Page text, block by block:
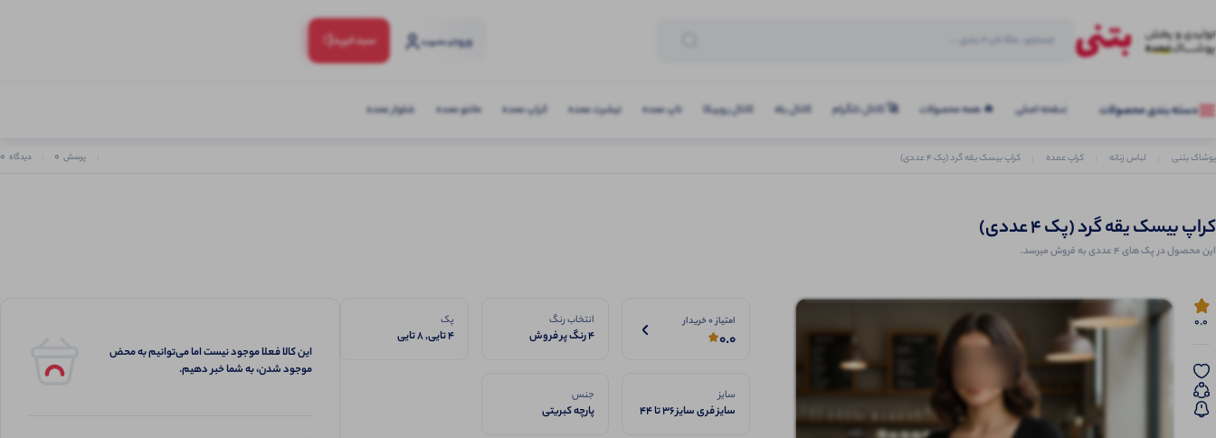
ورودو عضویت سبد‌خرید(:
دسته بندی محصولات صفحه اصلی 🔥 همه محصولات 🚀 کانال تلگرام کانال بله کانال روبیکا تاپ عمده تیشرت عمده کراپ عمده مانتو عمده شلوار عمده
پوشاک بتنی لباس زنانه کراپ عمده کراپ بیسک یقه گرد (پک 4 عددی) پرسش 0 دیدگاه 0
کراپ بیسک یقه گرد (پک 4 عددی)
این محصول در پک های 4 عددی به فروش میرسد.
0.0 امتیاز 0 خریدار
0.0
انتخاب رنگ
4 رنگ پر فروش
پک
4 تایی, 8 تایی
سایز
سایز فری سایز ۳۶ تا ۴۴
جنس
پارچه کبریتی
این کالا فعلا موجود نیست اما می‌توانیم به محض
موجود شدن، به شما خبر دهیم.